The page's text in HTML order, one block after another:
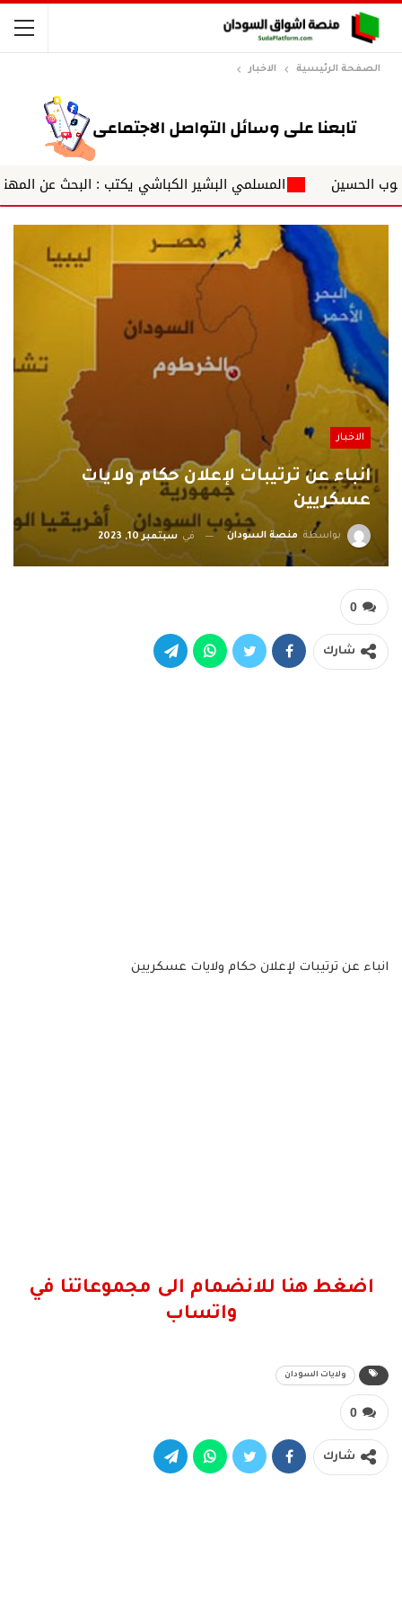
الصفحة الرئيسية الاخبار
المسلمي البشير الكباشي يكتب : البحث عن المهندس
الاخبار
انباء عن ترتيبات لإعلان حكام ولايات
عسكريين
بواسطة منصة السودان في سبتمبر 10, 2023
0
شارك
انباء عن ترتيبات لإعلان حكام ولايات عسكريين
اضغط هنا للانضمام الى مجموعاتنا في
واتساب
ولايات السودان
0
شارك